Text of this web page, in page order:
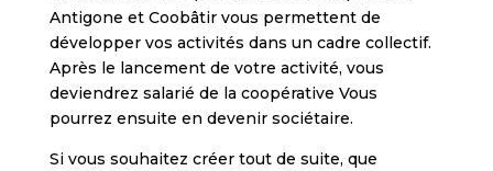
Antigone et Coobâtir vous permettent de
développer vos activités dans un cadre collectif.
Après le lancement de votre activité, vous
deviendrez salarié de la coopérative Vous
pourrez ensuite en devenir sociétaire.
Si vous souhaitez créer tout de suite, que